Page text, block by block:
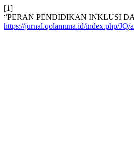
[1]
“PERAN PENDIDIKAN INKLUSI
https://jurnal.qolamuna.id/index.php/JQ/